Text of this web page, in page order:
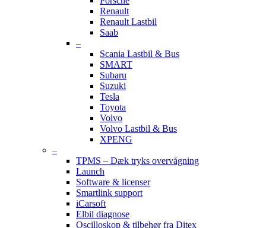
Renault
Renault Lastbil
Saab
–
Scania Lastbil & Bus
SMART
Subaru
Suzuki
Tesla
Toyota
Volvo
Volvo Lastbil & Bus
XPENG
–
TPMS – Dæk tryks overvågning
Launch
Software & licenser
Smartlink support
iCarsoft
Elbil diagnose
Oscilloskop & tilbehør fra Ditex